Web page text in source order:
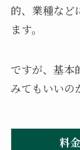
的、業種など
ます。
ですが、基本
みてもいいの
料金